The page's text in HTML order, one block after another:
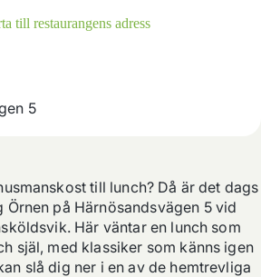
5
till lunch? Då är det dags
på Härnösandsvägen 5 vid
Här väntar en lunch som
själ, med klassiker som känns igen
slå dig ner i en av de hemtrevliga